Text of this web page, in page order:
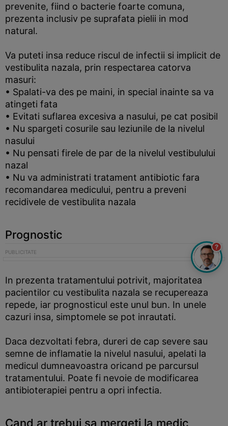
prevenite, fiind o bacterie foarte comuna,
prezenta inclusiv pe suprafata pielii in mod
natural.
Va puteti insa reduce riscul de infectii si implicit de
vestibulita nazala, prin respectarea catorva
masuri:
• Spalati-va des pe maini, in special inainte sa va
atingeti fata
• Evitati suflarea excesiva a nasului, pe cat posibil
• Nu spargeti cosurile sau leziunile de la nivelul
nasului
• Nu pensati firele de par de la nivelul vestibulului
nazal
• Nu va administrati tratament antibiotic fara
recomandarea medicului, pentru a preveni
recidivele de vestibulita nazala
Prognostic
In prezenta tratamentului potrivit, majoritatea
pacientilor cu vestibulita nazala se recupereaza
repede, iar prognosticul este unul bun. In unele
cazuri insa, simptomele se pot inrautati.
Daca dezvoltati febra, dureri de cap severe sau
semne de inflamatie la nivelul nasului, apelati la
medicul dumneavoastra oricand pe parcursul
tratamentului. Poate fi nevoie de modificarea
antibioterapiei pentru a opri infectia.
Cand ar trebui sa mergeti la medic
?